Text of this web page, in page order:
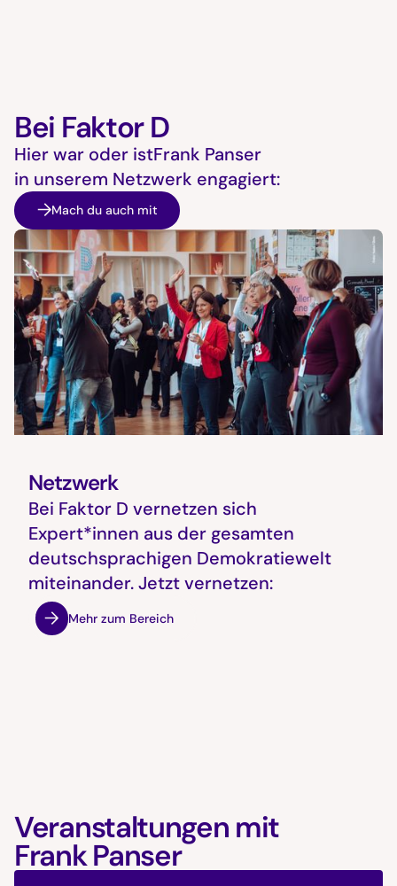
Bei Faktor D
Hier war oder istFrank Panser
in unserem Netzwerk engagiert:
Mach du auch mit
Netzwerk
Bei Faktor D vernetzen sich
Expert*innen aus der gesamten
deutschsprachigen Demokratiewelt
miteinander. Jetzt vernetzen:
Mehr zum Bereich
Veranstaltungen mit
Frank Panser